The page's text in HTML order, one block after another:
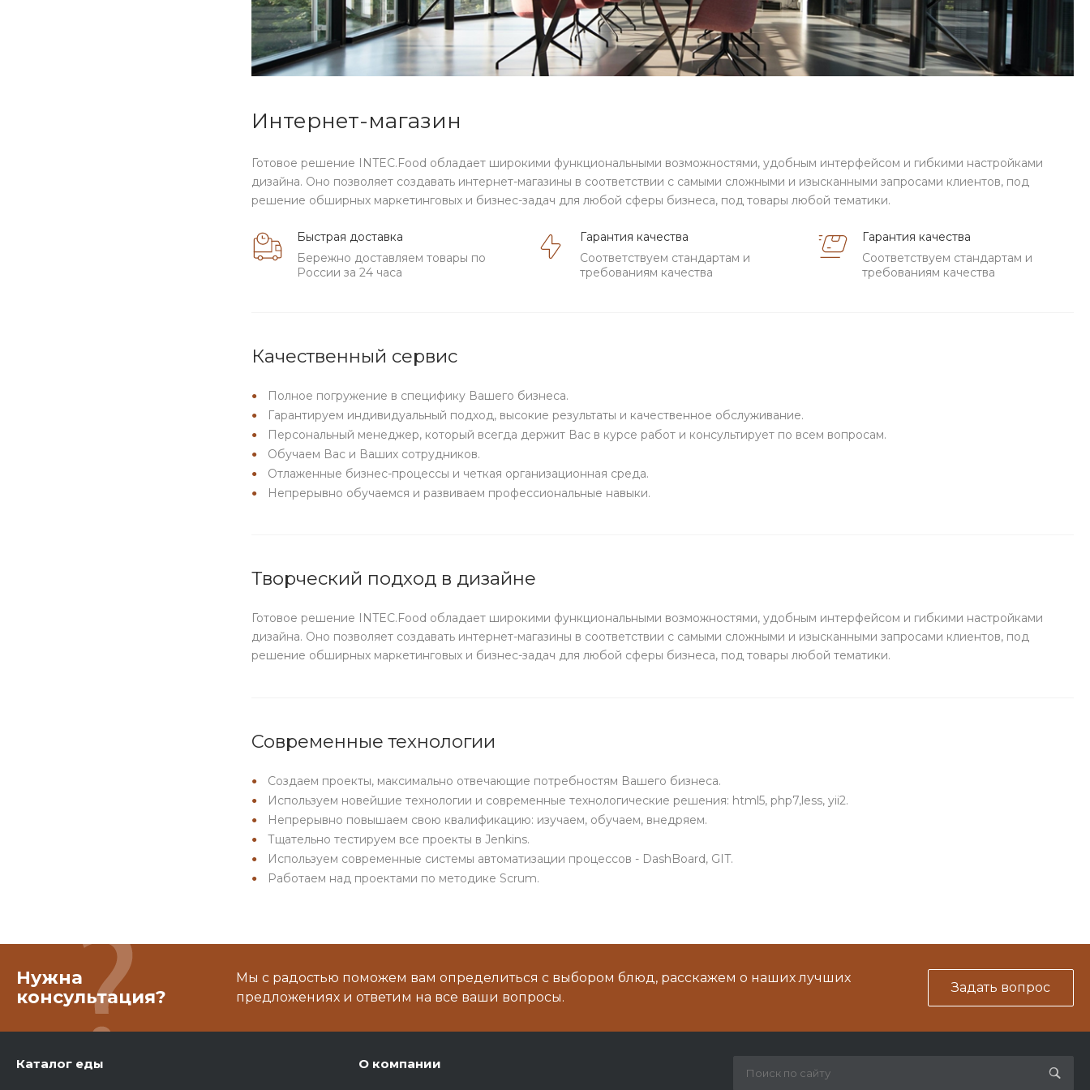
Интернет-магазин
Готовое решение INTEC.Food обладает широкими функциональными возможностями, удобным интерфейсом и гибкими настройками
дизайна. Оно позволяет создавать интернет-магазины в соответствии с самыми сложными и изысканными запросами клиентов, под
решение обширных маркетинговых и бизнес-задач для любой сферы бизнеса, под товары любой тематики.
Быстрая доставка
Бережно доставляем товары по
России за 24 часа
Гарантия качества
Соответствуем стандартам и
требованиям качества
Гарантия качества
Соответствуем стандартам и
требованиям качества
Качественный сервис
Полное погружение в специфику Вашего бизнеса.
Гарантируем индивидуальный подход, высокие результаты и качественное обслуживание.
Персональный менеджер, который всегда держит Вас в курсе работ и консультирует по всем вопросам.
Обучаем Вас и Ваших сотрудников.
Отлаженные бизнес-процессы и четкая организационная среда.
Непрерывно обучаемся и развиваем профессиональные навыки.
Творческий подход в дизайне
Готовое решение INTEC.Food обладает широкими функциональными возможностями, удобным интерфейсом и гибкими настройками
дизайна. Оно позволяет создавать интернет-магазины в соответствии с самыми сложными и изысканными запросами клиентов, под
решение обширных маркетинговых и бизнес-задач для любой сферы бизнеса, под товары любой тематики.
Современные технологии
Создаем проекты, максимально отвечающие потребностям Вашего бизнеса.
Используем новейшие технологии и современные технологические решения: html5, php7,less, yii2.
Непрерывно повышаем свою квалификацию: изучаем, обучаем, внедряем.
Тщательно тестируем все проекты в Jenkins.
Используем современные системы автоматизации процессов - DashBoard, GIT.
Работаем над проектами по методике Scrum.
Нужна
консультация?
Мы с радостью поможем вам определиться с выбором блюд, расскажем о наших лучших
предложениях и ответим на все ваши вопросы.
Задать вопрос
Каталог еды О компании